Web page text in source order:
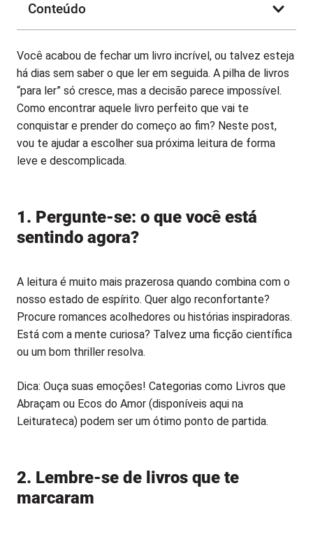
Conteúdo
Você acabou de fechar um livro incrível, ou talvez esteja
há dias sem saber o que ler em seguida. A pilha de livros
“para ler” só cresce, mas a decisão parece impossível.
Como encontrar aquele livro perfeito que vai te
conquistar e prender do começo ao fim? Neste post,
vou te ajudar a escolher sua próxima leitura de forma
leve e descomplicada.
1. Pergunte-se: o que você está
sentindo agora?
A leitura é muito mais prazerosa quando combina com o
nosso estado de espírito. Quer algo reconfortante?
Procure romances acolhedores ou histórias inspiradoras.
Está com a mente curiosa? Talvez uma ficção científica
ou um bom thriller resolva.
Dica: Ouça suas emoções! Categorias como Livros que
Abraçam ou Ecos do Amor (disponíveis aqui na
Leiturateca) podem ser um ótimo ponto de partida.
2. Lembre-se de livros que te
marcaram